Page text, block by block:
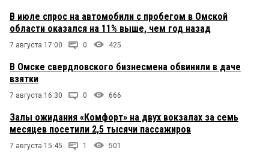
В июле спрос на автомобили с пробегом в Омской
области оказался на 11% выше, чем год назад
7 августа 17:00 0 425
В Омске свердловского бизнесмена обвинили в даче
взятки
7 августа 16:30 0 666
Залы ожидания «Комфорт» на двух вокзалах за семь
месяцев посетили 2,5 тысячи пассажиров
7 августа 15:45 1 501